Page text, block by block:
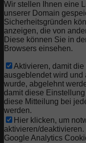
Wir stellen Ihnen eine
unserer Domain
Sicherheitsgründen
anzeigen, die von
Diese können Sie in
Browsers einsehen.
Aktivieren, damit
ausgeblendet wird
wurde, abgelehnt
damit diese
diese Mitteilung bei
werden.
Hier klicken, um
aktivieren/deaktivieren.
Google Analytics